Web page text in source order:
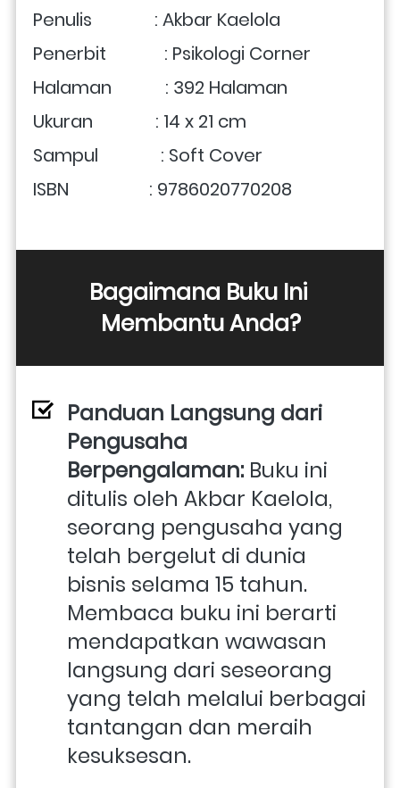
Penulis              : Akbar Kaelola
Penerbit             : Psikologi Corner
Halaman            : 392 Halaman
Ukuran              : 14 x 21 cm
Sampul              : Soft Cover
ISBN                  : 9786020770208
Bagaimana Buku Ini
Membantu Anda?
Panduan Langsung dari
Pengusaha
Berpengalaman: Buku ini
ditulis oleh Akbar Kaelola,
seorang pengusaha yang
telah bergelut di dunia
bisnis selama 15 tahun.
Membaca buku ini berarti
mendapatkan wawasan
langsung dari seseorang
yang telah melalui berbagai
tantangan dan meraih
kesuksesan.